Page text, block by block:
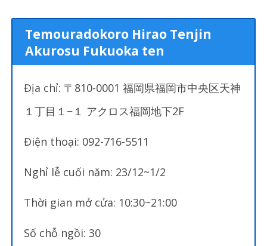
Temouradokoro Hirao Tenjin
Akurosu Fukuoka ten
Địa chỉ: 〒810-0001 福岡県福岡市中央区天神
１丁目１−１ アクロス福岡地下2F
Điện thoại: 092-716-5511
Nghỉ lễ cuối năm: 23/12~1/2
Thời gian mở cửa: 10:30~21:00
Số chỗ ngồi: 30